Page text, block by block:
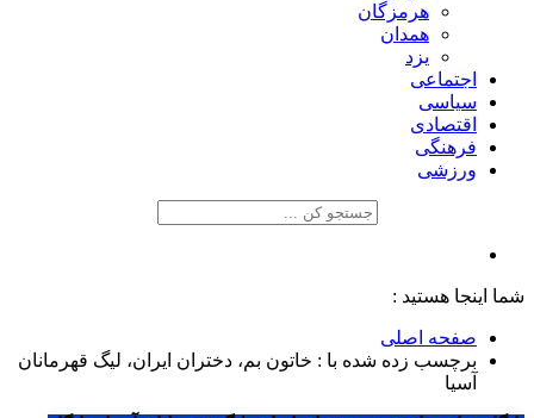
هرمزگان
همدان
یزد
اجتماعی
سیاسی
اقتصادی
فرهنگی
ورزشی
شما اینجا هستید :
صفحه اصلی
برچسب زده شده با : خاتون بم، دختران ایران، لیگ قهرمانان
آسیا